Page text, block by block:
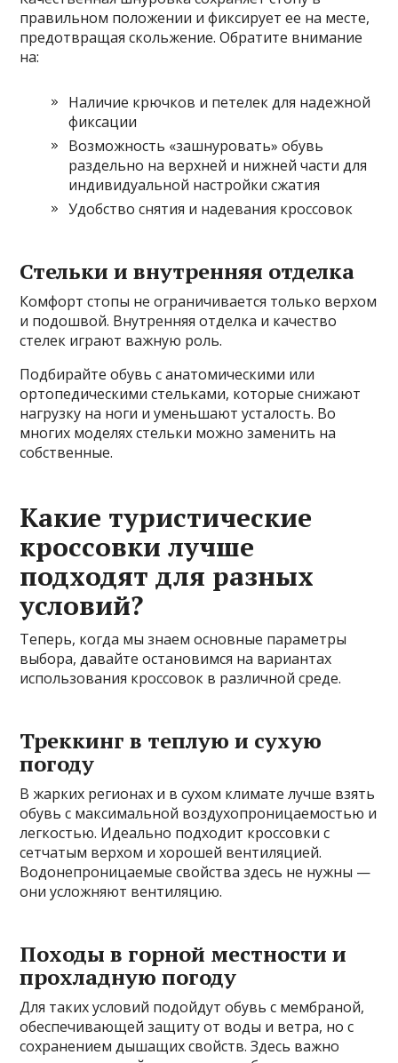
правильном положении и фиксирует ее на месте,
предотвращая скольжение. Обратите внимание
на:
Наличие крючков и петелек для надежной
фиксации
Возможность «зашнуровать» обувь
раздельно на верхней и нижней части для
индивидуальной настройки сжатия
Удобство снятия и надевания кроссовок
Стельки и внутренняя отделка
Комфорт стопы не ограничивается только верхом
и подошвой. Внутренняя отделка и качество
стелек играют важную роль.
Подбирайте обувь с анатомическими или
ортопедическими стельками, которые снижают
нагрузку на ноги и уменьшают усталость. Во
многих моделях стельки можно заменить на
собственные.
Какие туристические
кроссовки лучше
подходят для разных
условий?
Теперь, когда мы знаем основные параметры
выбора, давайте остановимся на вариантах
использования кроссовок в различной среде.
Треккинг в теплую и сухую
погоду
В жарких регионах и в сухом климате лучше взять
обувь с максимальной воздухопроницаемостью и
легкостью. Идеально подходит кроссовки с
сетчатым верхом и хорошей вентиляцией.
Водонепроницаемые свойства здесь не нужны —
они усложняют вентиляцию.
Походы в горной местности и
прохладную погоду
Для таких условий подойдут обувь с мембраной,
обеспечивающей защиту от воды и ветра, но с
сохранением дышащих свойств. Здесь важно